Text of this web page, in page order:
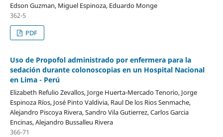
Edson Guzman, Miguel Espinoza, Eduardo Monge
362-5
PDF
Uso de Propofol administrado por enfermera para la
sedación durante colonoscopias en un Hospital Nacional
en Lima - Perú
Elizabeth Refulio Zevallos, Jorge Huerta-Mercado Tenorio, Jorge
Espinoza Ríos, José Pinto Valdivia, Raul De los Rios Senmache,
Alejandro Piscoya Rivera, Sandro Vila Gutierrez, Carlos Garcia
Encinas, Alejandro Bussalleu Rivera
366-71